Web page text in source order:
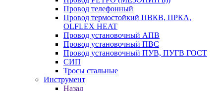
Провод телефонный
Провод термостойкий ПВКВ, ПРКА,
OLFLEX HEAT
Провод установочный АПВ
Провод установочный ПВС
Провод установочный ПУВ, ПУГВ ГОСТ
СИП
Тросы стальные
Инструмент
Назад